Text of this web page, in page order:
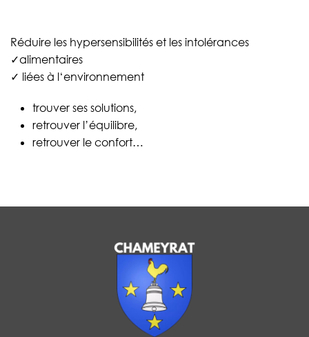
Réduire les hypersensibilités et les intolérances
✓alimentaires
✓ liées à l‘environnement
trouver ses solutions,
retrouver l’équilibre,
retrouver le confort…